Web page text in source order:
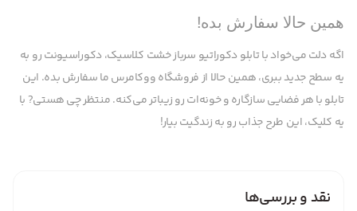
همین حالا سفارش بده!
اگه دلت می‌خواد با تابلو دکوراتیو سرباز خشت کلاسیک، دکوراسیونت رو به
یه سطح جدید ببری، همین حالا از فروشگاه ووکامرس ما سفارش بده. این
تابلو با هر فضایی سازگاره و خونه‌ات رو زیباتر می‌کنه. منتظر چی هستی? با
یه کلیک، این طرح جذاب رو به زندگیت بیار!
نقد و بررسی‌ها